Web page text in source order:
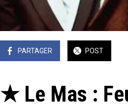
PARTAGER POST
★ Le Mas :